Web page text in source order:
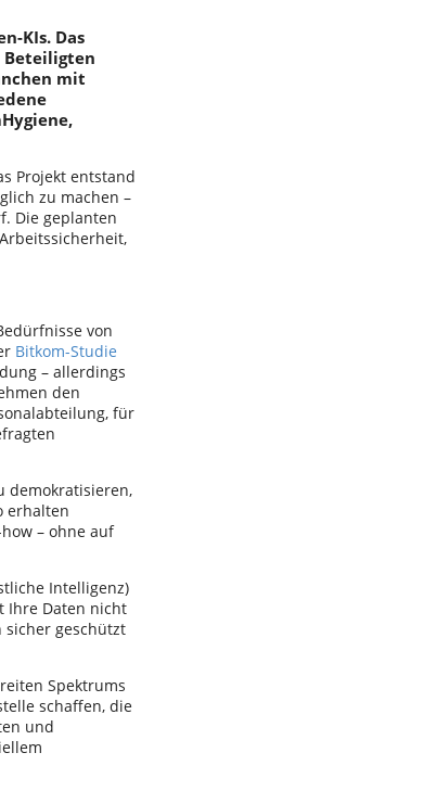
KIs. Das
Beteiligten
mit
Projekt entstand
zu machen –
Die geplanten
von
Bitkom-Studie
– allerdings
den
für
demokratisieren,
erhalten
– ohne auf
Intelligenz)
Ihre Daten nicht
geschützt
Spektrums
schaffen, die
und